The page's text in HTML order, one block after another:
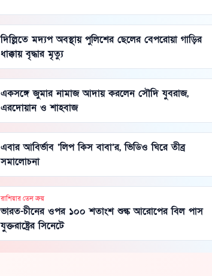
দিল্লিতে মদ্যপ অবস্থায় পুলিশের ছেলের বেপরোয়া গাড়ির
ধাক্কায় বৃদ্ধার মৃত্যু
একসঙ্গে জুমার নামাজ আদায় করলেন সৌদি যুবরাজ,
এরদোয়ান ও শাহবাজ
এবার আবির্ভাব ‘লিপ কিস বাবা’র, ভিডিও ঘিরে তীব্র
সমালোচনা
রাশিয়ার তেল ক্রয়
ভারত-চীনের ওপর ১০০ শতাংশ শুল্ক আরোপের বিল পাস
যুক্তরাষ্ট্রের সিনেটে